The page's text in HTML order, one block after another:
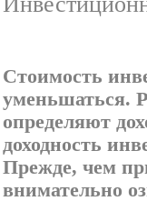
Стоимость
уменьшаться.
определяют
доходность
Прежде, чем
внимательно